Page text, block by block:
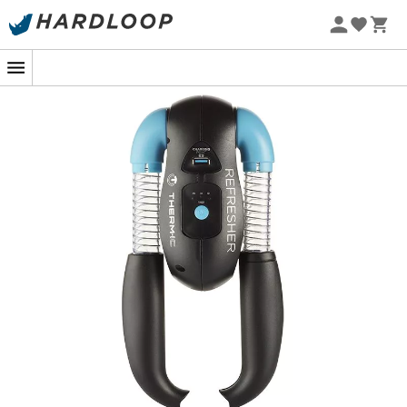
Zomeraanbiedingen 🔥 -5% EXTRA vanaf 2 producten* met
Wie heeft er nooit van gedroomd om zijn
warm aan te trekken? Of beter nog, warm en droog na
een korte lunchpauze?
is zich ervan bewust
dat het onaangenaam kan zijn om koude en vochtige
schoenen aan te trekken, vooral als de